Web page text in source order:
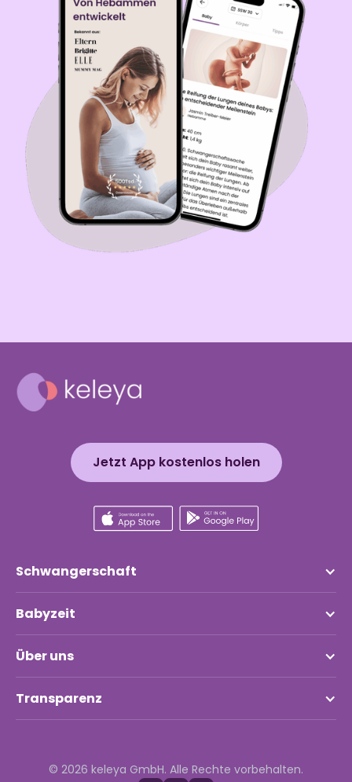
Jetzt App kostenlos holen
Schwangerschaft
Babyzeit
Über uns
Transparenz
© 2026 keleya GmbH. Alle Rechte vorbehalten.